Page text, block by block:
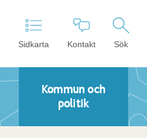
Sidkarta Kontakt Sök
Kommun och
politik